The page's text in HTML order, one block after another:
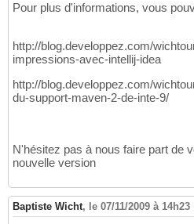
Pour plus d'informations, vous
http://blog.developpez.com/
impressions-avec-intellij-idea
http://blog.developpez.com/
du-support-maven-2-de-inte-9/
N'hésitez pas à nous faire part de
nouvelle version
Baptiste Wicht, le 07/11/2009 à 14h23